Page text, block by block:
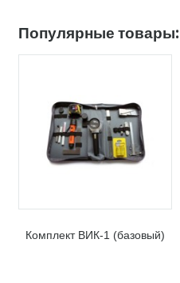
Популярные товары:
Комплект ВИК-1 (базовый)